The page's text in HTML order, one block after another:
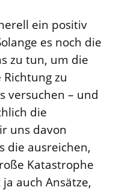
ein positiv
es noch die
zu tun, um die
zu
versuchen – und
die
uns davon
die ausreichen,
Katastrophe
auch Ansätze,